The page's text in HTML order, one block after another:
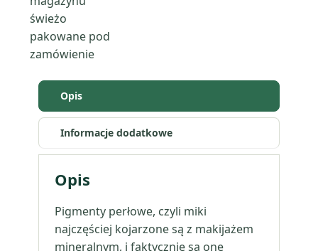
świeżo
pakowane pod
zamówienie
Opis
Informacje dodatkowe
Opis
Pigmenty perłowe, czyli miki
najczęściej kojarzone są z makijażem
mineralnym, i faktycznie są one